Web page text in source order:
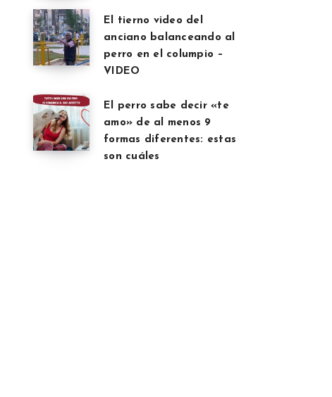
El tierno video del
anciano balanceando al
perro en el columpio –
VIDEO
El perro sabe decir «te
amo» de al menos 9
formas diferentes: estas
son cuáles